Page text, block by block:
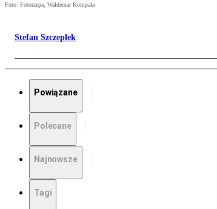
Foto: Fotorzepa, Waldemar Kompała
Stefan Szczepłek
Powiązane
Polecane
Najnowsze
Tagi